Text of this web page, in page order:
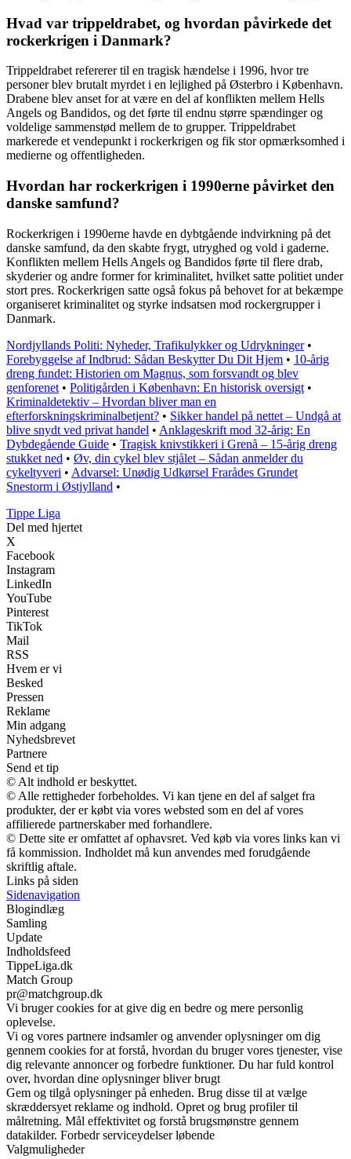
Hvad var trippeldrabet, og hvordan påvirkede det
rockerkrigen i Danmark?
Trippeldrabet refererer til en tragisk hændelse i 1996, hvor tre
personer blev brutalt myrdet i en lejlighed på Østerbro i København.
Drabene blev anset for at være en del af konflikten mellem Hells
Angels og Bandidos, og det førte til endnu større spændinger og
voldelige sammenstød mellem de to grupper. Trippeldrabet
markerede et vendepunkt i rockerkrigen og fik stor opmærksomhed i
medierne og offentligheden.
Hvordan har rockerkrigen i 1990erne påvirket den
danske samfund?
Rockerkrigen i 1990erne havde en dybtgående indvirkning på det
danske samfund, da den skabte frygt, utryghed og vold i gaderne.
Konflikten mellem Hells Angels og Bandidos førte til flere drab,
skyderier og andre former for kriminalitet, hvilket satte politiet under
stort pres. Rockerkrigen satte også fokus på behovet for at bekæmpe
organiseret kriminalitet og styrke indsatsen mod rockergrupper i
Danmark.
Nordjyllands Politi: Nyheder, Trafikulykker og Udrykninger•
Forebyggelse af Indbrud: Sådan Beskytter Du Dit Hjem • 10-årig
dreng fundet: Historien om Magnus, som forsvandt og blev
genforenet • Politigården i København: En historisk oversigt •
Kriminaldetektiv – Hvordan bliver man en
efterforskningskriminalbetjent? • Sikker handel på nettet – Undgå at
blive snydt ved privat handel • Anklageskrift mod 32-årig: En
Dybdegående Guide • Tragisk knivstikkeri i Grenå – 15-årig dreng
stukket ned • Øv, din cykel blev stjålet – Sådan anmelder du
cykeltyveri • Advarsel: Unødig Udkørsel Frarådes Grundet
Snestorm i Østjylland •
Tippe Liga
Del med hjertet
X
Facebook
Instagram
LinkedIn
YouTube
Pinterest
TikTok
Mail
RSS
Hvem er vi
Besked
Pressen
Reklame
Min adgang
Nyhedsbrevet
Partnere
Send et tip
© Alt indhold er beskyttet.
© Alle rettigheder forbeholdes. Vi kan tjene en del af salget fra
produkter, der er købt via vores websted som en del af vores
affilierede partnerskaber med forhandlere.
© Dette site er omfattet af ophavsret. Ved køb via vores links kan vi
få kommission. Indholdet må kun anvendes med forudgående
skriftlig aftale.
Links på siden
Sidenavigation
Blogindlæg
Samling
Update
Indholdsfeed
TippeLiga.dk
Match Group
pr@matchgroup.dk
Vi bruger cookies for at give dig en bedre og mere personlig
oplevelse.
Vi og vores partnere indsamler og anvender oplysninger om dig
gennem cookies for at forstå, hvordan du bruger vores tjenester, vise
dig relevante annoncer og forbedre funktioner. Du har fuld kontrol
over, hvordan dine oplysninger bliver brugt
Gem og tilgå oplysninger på enheden. Brug disse til at vælge
skræddersyet reklame og indhold. Opret og brug profiler til
målretning. Mål effektivitet og forstå brugsmønstre gennem
datakilder. Forbedr serviceydelser løbende
Valgmuligheder